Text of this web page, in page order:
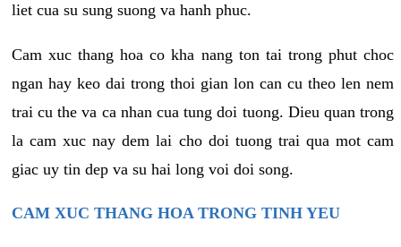
liet cua su sung suong va hanh phuc.
Cam xuc thang hoa co kha nang ton tai trong phut choc
ngan hay keo dai trong thoi gian lon can cu theo len nem
trai cu the va ca nhan cua tung doi tuong. Dieu quan trong
la cam xuc nay dem lai cho doi tuong trai qua mot cam
giac uy tin dep va su hai long voi doi song.
CAM XUC THANG HOA TRONG TINH YEU